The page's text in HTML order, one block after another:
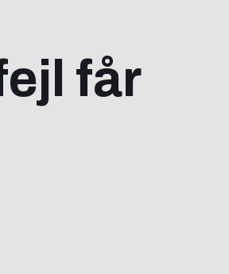
får